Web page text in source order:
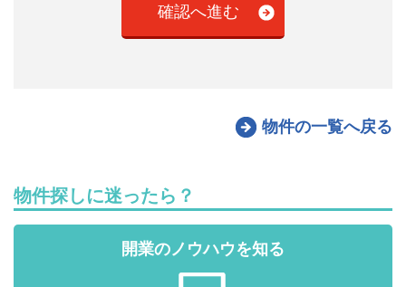
・商品およびサービスに関連した情報などをご送付するため
容の事項を、あらかじめ、本人に通知し、又はそれに代わる同等
の措置を講じているとき。
・第三者への提供の手段又は方法
物件の一覧へ戻る
物件探しに迷ったら？
開業のノウハウを知る